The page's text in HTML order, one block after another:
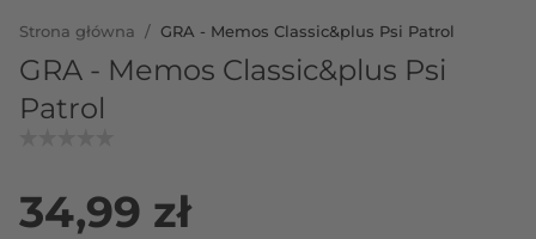
Strona główna / GRA - Memos Classic&plus Psi Patrol
GRA - Memos Classic&plus Psi
Patrol
34,99 zł